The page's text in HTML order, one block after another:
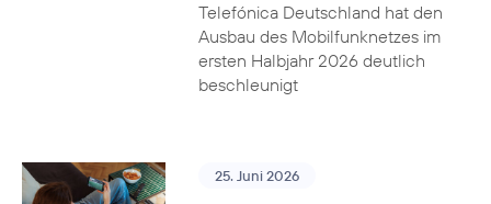
Telefónica Deutschland hat den
Ausbau des Mobilfunknetzes im
ersten Halbjahr 2026 deutlich
beschleunigt
25. Juni 2026